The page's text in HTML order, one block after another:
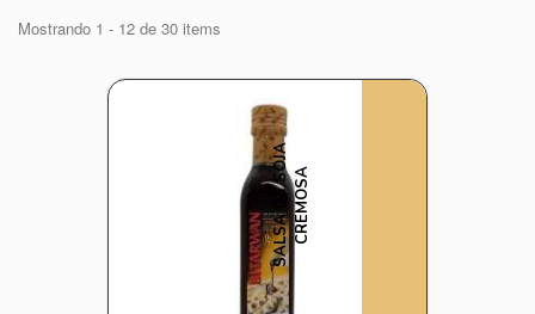
Mostrando 1 - 12 de 30 items
S
A
L
S
A
D
E
S
O
J
A
C
R
E
M
O
SA